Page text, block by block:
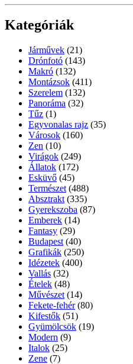
Kategóriák
Járművek (21)
Drónfotó (143)
Makró (132)
Montázsok (411)
Szerelem (132)
Panoráma (32)
Tűz (1)
Egyvonalas rajz (35)
Városok (160)
Zen (10)
Virágok (249)
Állatok (172)
Esküvő (45)
Természet (488)
Absztrakt (335)
Gyerekszoba (87)
Emberek (14)
Fantasy (29)
Budapest (40)
Grafikák (250)
Idézetek (400)
Vallás (32)
Ételek (48)
Művészet (14)
Fekete-fehér (80)
Kifestők (51)
Gyümölcsök (19)
Modern (9)
Italok (25)
Zene (7)